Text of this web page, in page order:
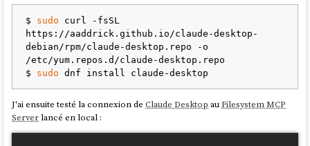
$ sudo curl -fsSL
https://aaddrick.github.io/claude-desktop-
debian/rpm/claude-desktop.repo -o
/etc/yum.repos.d/claude-desktop.repo
$ sudo
J'ai ensuite testé la connexion deClaude Desktop auFilesystem MCP
Serverlancé en local :